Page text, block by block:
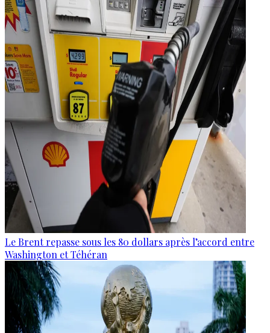
Le Brent repasse sous les 80 dollars après l’accord entre
Washington et Téhéran